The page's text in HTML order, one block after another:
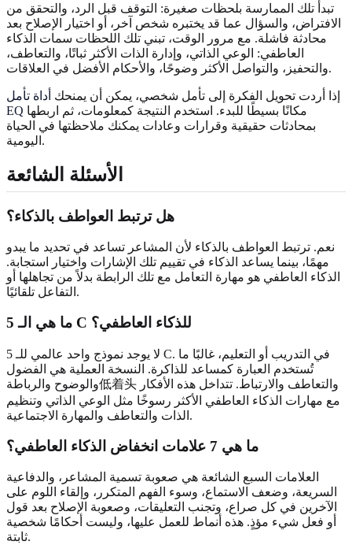
تبدأ تلك الممارسة بلحظات صغيرة: التوقف قبل الرد، والتحقق من
الافتراض، والسؤال عما قد يختبره شخص آخر، أو اختيار الإصلاح بعد
محادثة فاشلة. مع مرور الوقت، تبني تلك اللحظات سمات الذكاء
العاطفي: الوعي الذاتي، وإدارة الذات الأكثر ثباتًا، والتعاطف،
والتحفيز، والتواصل الأكثر وضوحًا، والأحكام الأفضل في العلاقات.
إذا أردت تحويل الفكرة إلى تأمل شخصي، يمكن أن يمنحك أداة تأمل
EQ
بمحادثات حقيقية وقرارات وعادات يمكنك ملاحظتها في الحياة
اليومية.
الأسئلة الشائعة
هل ترتبط العواطف بالذكاء؟
نعم. ترتبط العواطف بالذكاء لأن المشاعر تساعد في تحديد ما يبدو
مهمًا، بينما يساعد الذكاء في تقييم تلك الإشارات واختيار استجابة.
الذكاء العاطفي هو مهارة التعامل مع تلك الرابطة بدلاً من تجاهلها أو
التفاعل تلقائيًا.
ما هي الـ 5 C للذكاء العاطفي؟
لا يوجد نموذج واحد عالمي للـ 5 C. في التدريب أو التعليم، غالبًا ما
تُستخدم العبارة كمساعد للذاكرة. النسخة العملية هي الفضول
والوضوح والرباطة低着头 والتعاطف والارتباط. تتداخل هذه الأفكار
مع مهارات الذكاء العاطفي الأكثر رسوخًا مثل الوعي الذاتي وتنظيم
الذات والتعاطف والمهارة الاجتماعية.
ما هي 7 علامات انخفاض الذكاء العاطفي؟
العلامات السبع الشائعة هي صعوبة تسمية المشاعر، والدفاعية
السريعة، وضعف الاستماع، وسوء الفهم المتكرر، وإلقاء اللوم على
الآخرين في كل صراع، وتجنب التعليقات، وصعوبة الإصلاح بعد قول
أو فعل شيء مؤذٍ. هذه أنماط للعمل عليها، وليست أحكامًا شخصية
ثابتة.